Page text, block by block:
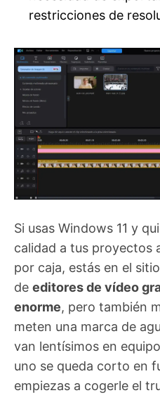
restricciones de
Si usas Windows 11 y
calidad a tus proyectos
por caja, estás en el
de editores de vídeo
enorme, pero también
meten una marca de
van lentísimos en
uno se queda corto en
empiezas a cogerle el